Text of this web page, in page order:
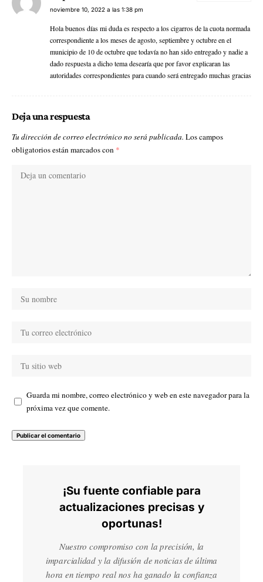
noviembre 10, 2022 a las 1:38 pm
Hola buenos días mi duda es respecto a los cigarros de la cuota normada
correspondiente a los meses de agosto, septiembre y octubre en el
municipio de 10 de octubre que todavía no han sido entregado y nadie a
dado respuesta a dicho tema desearía que por favor explicaran las
autoridades correspondientes para cuando será entregado muchas gracias
Deja una respuesta
Tu dirección de correo electrónico no será publicada. Los campos
obligatorios están marcados con *
Guarda mi nombre, correo electrónico y web en este navegador para la
próxima vez que comente.
¡Su fuente confiable para
actualizaciones precisas y
oportunas!
Nuestro compromiso con la precisión, la
imparcialidad y la difusión de noticias de última
hora en tiempo real nos ha ganado la confianza